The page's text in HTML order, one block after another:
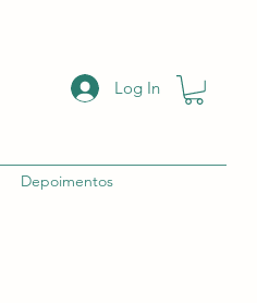
Log In
Depoimentos